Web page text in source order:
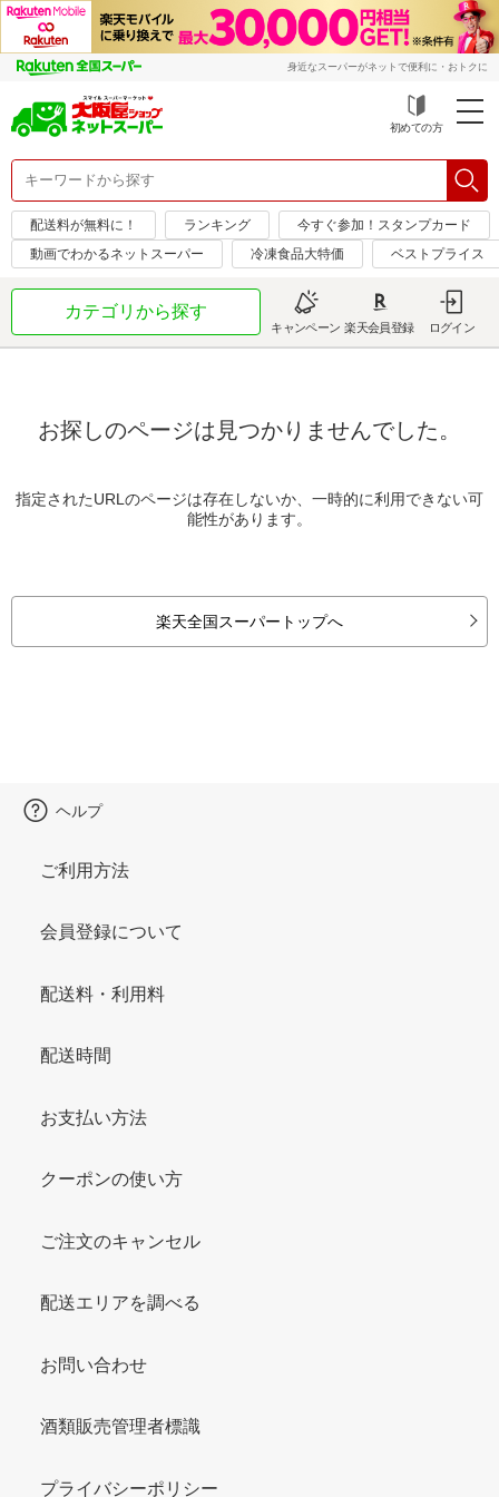
身近なスーパーがネットで便利に・おトクに
初めての方
配送料が無料に！ ランキング
今すぐ参加！スタンプカード
動画でわかるネットスーパー
冷凍食品大特価 ベストプライス
カテゴリから探す
キャンペーン 楽天会員登録 ログイン
お探しのページは見つかりませんでした。
指定されたURLのページは存在しないか、一時的に利用できない可
能性があります。
楽天全国スーパートップへ
ヘルプ
ご利用方法
会員登録について
配送料・利用料
配送時間
お支払い方法
クーポンの使い方
ご注文のキャンセル
配送エリアを調べる
お問い合わせ
酒類販売管理者標識
プライバシーポリシー